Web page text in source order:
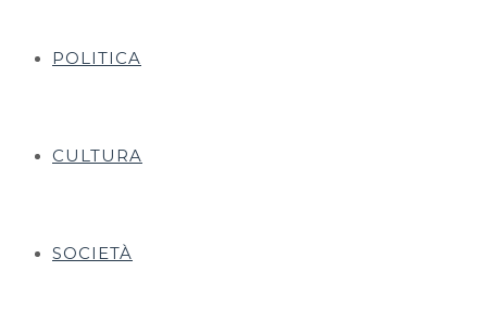
POLITICA
CULTURA
SOCIETÀ